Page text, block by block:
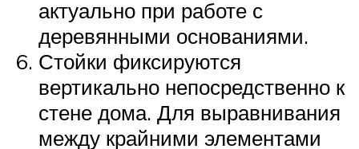
актуально при работе с
деревянными основаниями.
Стойки фиксируются
вертикально непосредственно к
стене дома. Для выравнивания
между крайними элементами